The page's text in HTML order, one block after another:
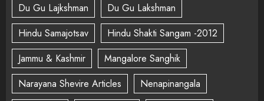
Du Gu Lajkshman
Du Gu Lakshman
Hindu Samajotsav
Hindu Shakti Sangam -2012
Jammu & Kashmir
Mangalore Sanghik
Narayana Shevire Articles
Nenapinangala